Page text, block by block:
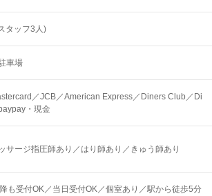
タッフ3人)
車場
／JCB／American Express／Diners Club／Di
・現金
サージ指圧師あり／はり師あり／きゅう師あり
も受付OK／当日受付OK／個室あり／駅から徒歩5分